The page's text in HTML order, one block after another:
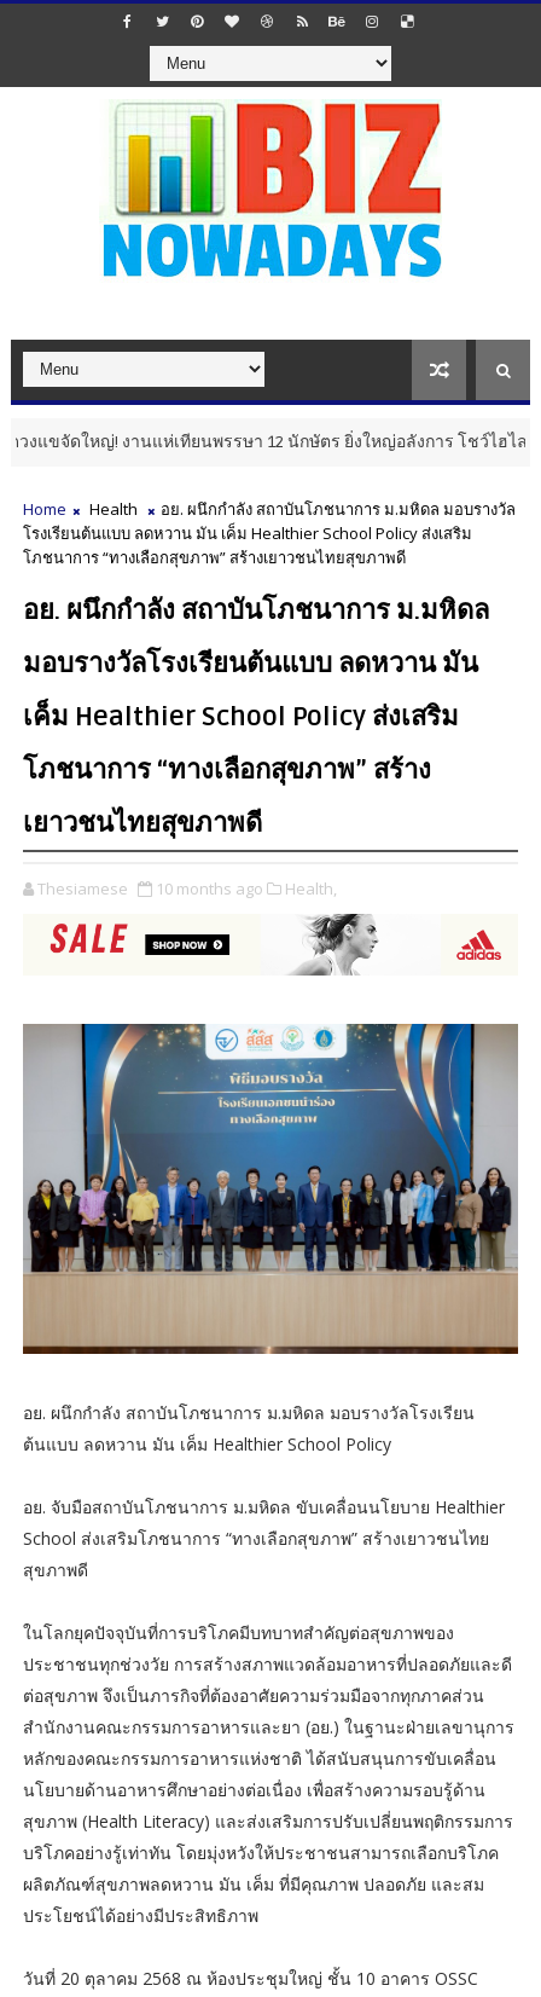
หญ่! งานแห่เทียนพรรษา 12 นักษัตร ยิ่งใหญ่อลังการ โชว์ไฮไลต์ "เรือพ
Home Health
อย. ผนึกกำลัง สถาบันโภชนาการ ม.มหิดล มอบรางวัล
โรงเรียนต้นแบบ ลดหวาน มัน เค็ม Healthier School Policy ส่งเสริม
โภชนาการ “ทางเลือกสุขภาพ” สร้างเยาวชนไทยสุขภาพดี
อย. ผนึกกำลัง สถาบันโภชนาการ ม.มหิดล
มอบรางวัลโรงเรียนต้นแบบ ลดหวาน มัน
เค็ม Healthier School Policy ส่งเสริม
โภชนาการ “ทางเลือกสุขภาพ” สร้าง
เยาวชนไทยสุขภาพดี
Thesiamese 10 months ago Health,
อย. ผนึกกำลัง สถาบันโภชนาการ ม.มหิดล มอบรางวัลโรงเรียน
ต้นแบบ ลดหวาน มัน เค็ม Healthier School Policy
อย. จับมือสถาบันโภชนาการ ม.มหิดล ขับเคลื่อนนโยบาย Healthier
School ส่งเสริมโภชนาการ “ทางเลือกสุขภาพ” สร้างเยาวชนไทย
สุขภาพดี
ในโลกยุคปัจจุบันที่การบริโภคมีบทบาทสำคัญต่อสุขภาพของ
ประชาชนทุกช่วงวัย การสร้างสภาพแวดล้อมอาหารที่ปลอดภัยและดี
ต่อสุขภาพ จึงเป็นภารกิจที่ต้องอาศัยความร่วมมือจากทุกภาคส่วน
สำนักงานคณะกรรมการอาหารและยา (อย.) ในฐานะฝ่ายเลขานุการ
หลักของคณะกรรมการอาหารแห่งชาติ ได้สนับสนุนการขับเคลื่อน
นโยบายด้านอาหารศึกษาอย่างต่อเนื่อง เพื่อสร้างความรอบรู้ด้าน
สุขภาพ (Health Literacy) และส่งเสริมการปรับเปลี่ยนพฤติกรรมการ
บริโภคอย่างรู้เท่าทัน โดยมุ่งหวังให้ประชาชนสามารถเลือกบริโภค
ผลิตภัณฑ์สุขภาพลดหวาน มัน เค็ม ที่มีคุณภาพ ปลอดภัย และสม
ประโยชน์ได้อย่างมีประสิทธิภาพ
วันที่ 20 ตุลาคม 2568 ณ ห้องประชุมใหญ่ ชั้น 10 อาคาร OSSC